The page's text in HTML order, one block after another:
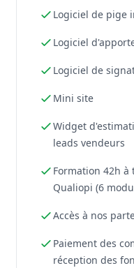
Logiciel de pige
Logiciel
Logiciel de
Mini site
Widget
leads vendeurs
Formation 42h
Qualiopi (6
Accès à nos
Paiement des
réception des